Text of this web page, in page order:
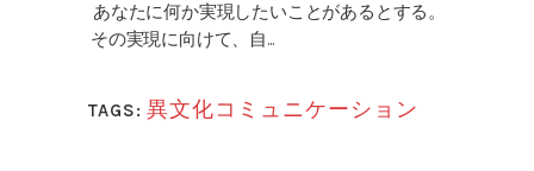
あなたに何か実現したいことがあるとする。
その実現に向けて、自...
TAGS: 異文化コミュニケーション